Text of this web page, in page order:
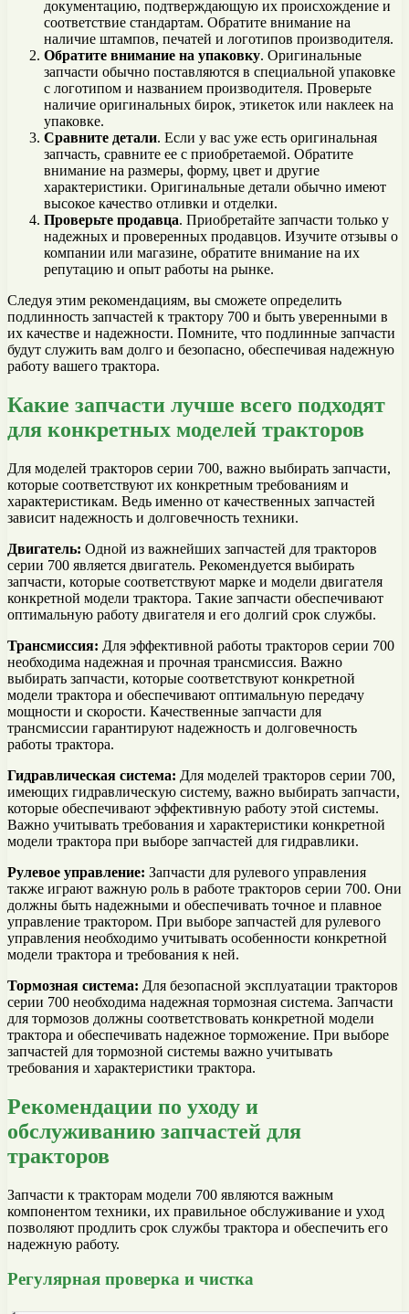
документацию, подтверждающую их происхождение и
соответствие стандартам. Обратите внимание на
наличие штампов, печатей и логотипов производителя.
Обратите внимание на упаковку. Оригинальные
запчасти обычно поставляются в специальной упаковке
с логотипом и названием производителя. Проверьте
наличие оригинальных бирок, этикеток или наклеек на
упаковке.
Сравните детали. Если у вас уже есть оригинальная
запчасть, сравните ее с приобретаемой. Обратите
внимание на размеры, форму, цвет и другие
характеристики. Оригинальные детали обычно имеют
высокое качество отливки и отделки.
Проверьте продавца. Приобретайте запчасти только у
надежных и проверенных продавцов. Изучите отзывы о
компании или магазине, обратите внимание на их
репутацию и опыт работы на рынке.
Следуя этим рекомендациям, вы сможете определить
подлинность запчастей к трактору 700 и быть уверенными в
их качестве и надежности. Помните, что подлинные запчасти
будут служить вам долго и безопасно, обеспечивая надежную
работу вашего трактора.
Какие запчасти лучше всего подходят
для конкретных моделей тракторов
Для моделей тракторов серии 700, важно выбирать запчасти,
которые соответствуют их конкретным требованиям и
характеристикам. Ведь именно от качественных запчастей
зависит надежность и долговечность техники.
Двигатель: Одной из важнейших запчастей для тракторов
серии 700 является двигатель. Рекомендуется выбирать
запчасти, которые соответствуют марке и модели двигателя
конкретной модели трактора. Такие запчасти обеспечивают
оптимальную работу двигателя и его долгий срок службы.
Трансмиссия: Для эффективной работы тракторов серии 700
необходима надежная и прочная трансмиссия. Важно
выбирать запчасти, которые соответствуют конкретной
модели трактора и обеспечивают оптимальную передачу
мощности и скорости. Качественные запчасти для
трансмиссии гарантируют надежность и долговечность
работы трактора.
Гидравлическая система: Для моделей тракторов серии 700,
имеющих гидравлическую систему, важно выбирать запчасти,
которые обеспечивают эффективную работу этой системы.
Важно учитывать требования и характеристики конкретной
модели трактора при выборе запчастей для гидравлики.
Рулевое управление: Запчасти для рулевого управления
также играют важную роль в работе тракторов серии 700. Они
должны быть надежными и обеспечивать точное и плавное
управление трактором. При выборе запчастей для рулевого
управления необходимо учитывать особенности конкретной
модели трактора и требования к ней.
Тормозная система: Для безопасной эксплуатации тракторов
серии 700 необходима надежная тормозная система. Запчасти
для тормозов должны соответствовать конкретной модели
трактора и обеспечивать надежное торможение. При выборе
запчастей для тормозной системы важно учитывать
требования и характеристики трактора.
Рекомендации по уходу и
обслуживанию запчастей для
тракторов
Запчасти к тракторам модели 700 являются важным
компонентом техники, их правильное обслуживание и уход
позволяют продлить срок службы трактора и обеспечить его
надежную работу.
Регулярная проверка и чистка